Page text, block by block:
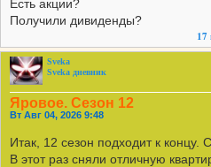
Есть акции?
Получили дивиденды?
17
Sveka
Sveka дневник
Яровое. Сезон 12
Вт Авг 04, 2026 9:48
Итак, 12 сезон подходит к концу.
В этот раз сняли отличную